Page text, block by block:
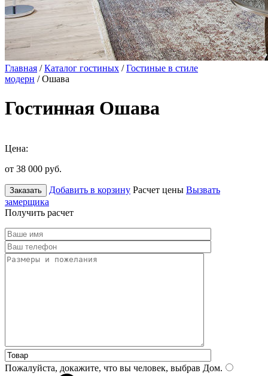
Главная /Каталог гостиных /Гостиные в стиле
модерн / Ошава
Гостинная Ошава
Цена:
от 38 000 руб.
Заказать Добавить в корзину Расчет цены Вызвать
замерщика
Получить расчет
Пожалуйста, докажите, что вы человек, выбрав Дом.